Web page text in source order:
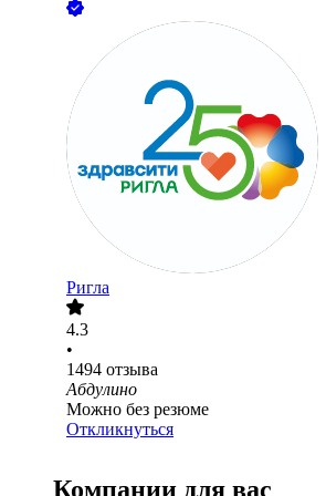
Ригла
4.3
•
1494 отзыва
Абдулино
Можно без резюме
Откликнуться
Компании для вас